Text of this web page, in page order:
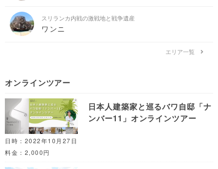
スリランカ内戦の激戦地と戦争遺産
ワンニ
エリア一覧
オンラインツアー
日本人建築家と巡るバワ自邸「ナ
ンバー11」オンラインツアー
日時：2022年10月27日
料金：2,000円